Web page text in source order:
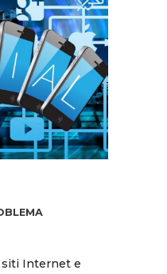
siti Internet e